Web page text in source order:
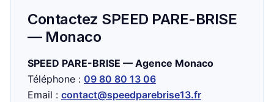
Contactez SPEED PARE-BRISE
— Monaco
SPEED PARE-BRISE — Agence Monaco
Téléphone : 09 80 80 13 06
Email : contact@speedparebrise13.fr